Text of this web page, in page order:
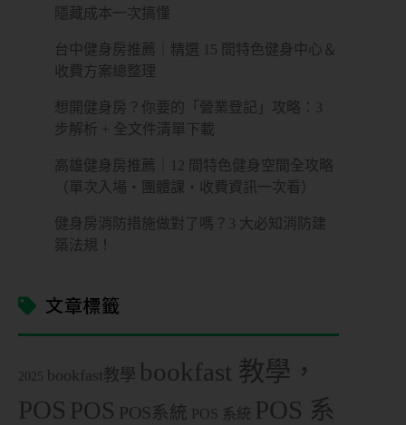
隱藏成本一次搞懂
台中健身房推薦｜精選 15 間特色健身中心＆
收費方案總整理
想開健身房？你要的「營業登記」攻略：3
步解析 + 全文件清單下載
高雄健身房推薦｜12 間特色健身空間全攻略
（單次入場・團體課・收費資訊一次看）
健身房消防措施做對了嗎？3 大必知消防建
築法規！
文章標籤
2025 bookfast教學 bookfast 教學，
POS POS POS系統 POS 系統 POS 系